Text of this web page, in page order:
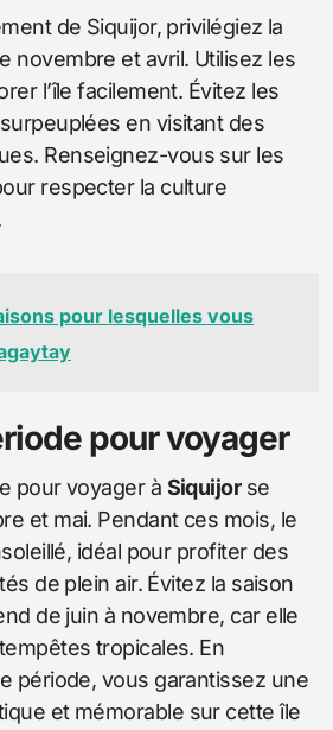
de Siquijor, privilégiez la
novembre et avril. Utilisez les
l’île facilement. Évitez les
en visitant des
Renseignez-vous sur les
respecter la culture
pour lesquelles vous
pour voyager
pour voyager à Siquijorse
et mai. Pendant ces mois, le
idéal pour profiter des
de plein air. Évitez la saison
de juin à novembre, car elle
tropicales. En
période, vous garantissez une
et mémorable sur cette île